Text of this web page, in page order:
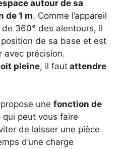
autour de sa
de 1 m. Comme l’appareil
360° des alentours, il
de sa base et est
avec précision.
pleine, il faut attendre
une fonction de
qui peut vous faire
de laisser une pièce
d’une charge